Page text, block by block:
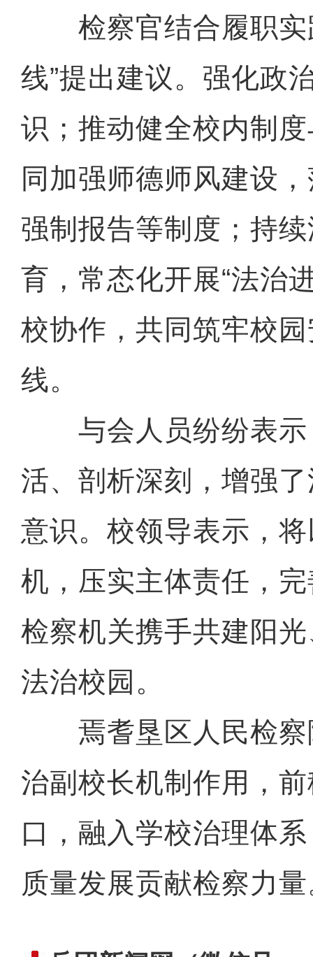
检察官结合履职实
线”提出建议。强化政
识；推动健全校内制
同加强师德师风建设
强制报告等制度；持
育，常态化开展“法治
校协作，共同筑牢校
线。
与会人员纷纷表示
活、剖析深刻，增强
意识。校领导表示，
机，压实主体责任，
检察机关携手共建阳
法治校园。
焉耆垦区人民检察
治副校长机制作用，
口，融入学校治理体
质量发展贡献检察力